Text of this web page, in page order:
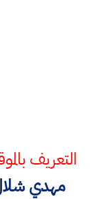
التعريف
مهدي